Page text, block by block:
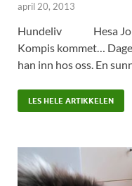
april 20, 2013
Hundeliv Hesa
Kompis kommet…
han inn hos oss. En
LES HELE ARTIKKELEN